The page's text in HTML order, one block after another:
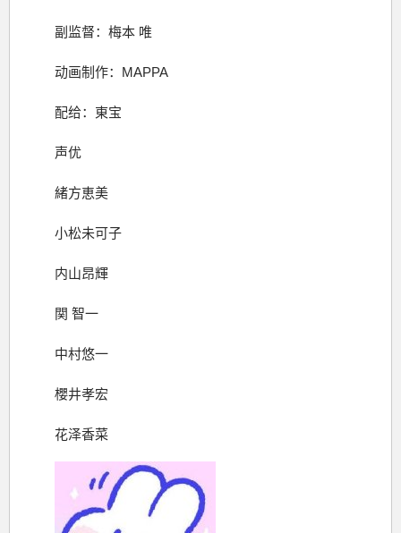
副监督：梅本 唯
动画制作：MAPPA
配给：東宝
声优
緒方恵美
小松未可子
内山昂輝
関 智一
中村悠一
櫻井孝宏
花泽香菜